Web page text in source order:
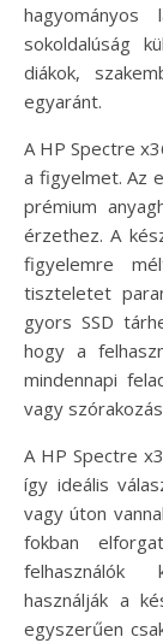
sokoldalúság
diákok,
egyaránt.
A HP Spectre
a figyelmet. Az
prémium
érzethez. A
figyelemre
tiszteletet
gyors SSD
hogy a
mindennapi
vagy
A HP Spectre
így ideális
vagy úton
fokban
felhasználók
használják a
egyszerűen